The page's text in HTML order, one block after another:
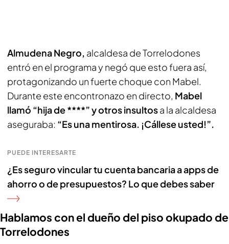
Almudena Negro, alcaldesa de Torrelodones
entró en el programa y negó que esto fuera así,
protagonizando un fuerte choque con Mabel.
Durante este encontronazo en directo, Mabel
llamó “hija de ****” y otros insultosa la alcaldesa
aseguraba: “Es una mentirosa. ¡Cállese usted!”.
PUEDE INTERESARTE
¿Es seguro vincular tu cuenta bancaria a apps de
ahorro o de presupuestos? Lo que debes saber
Hablamos con el dueño del piso okupado de
Torrelodones